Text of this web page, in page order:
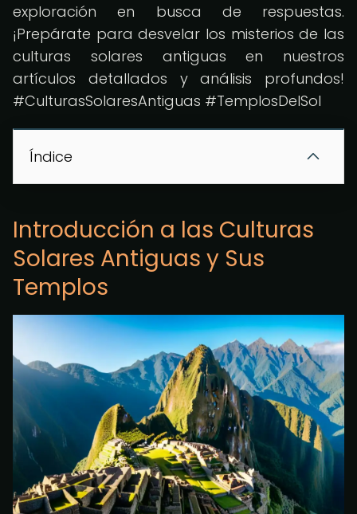
exploración en busca de respuestas.
¡Prepárate para desvelar los misterios de las
culturas solares antiguas en nuestros
artículos detallados y análisis profundos!
#CulturasSolaresAntiguas #TemplosDelSol
Índice
Introducción a las Culturas
Solares Antiguas y Sus
Templos